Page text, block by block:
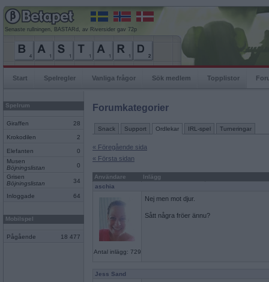
Senaste rullningen, BASTARd, av Riversider gav 72p
Start Spelregler Vanliga frågor Sök medlem Topplistor
Spelrum
Giraffen 28
Krokodilen 2
Elefanten
0
Musen
Böjningslistan
0
Grisen
Böjningslistan
34
Inloggade 64
Mobilspel
Pågående 18 477
Forumkategorier
Snack Support Ordlekar IRL-spel Turneringar
« Föregående sida
« Första sidan
Användare
Inlägg
aschia
Antal inlägg: 729
Nej men mot djur.
Sått några fröer ännu?
Jess Sand